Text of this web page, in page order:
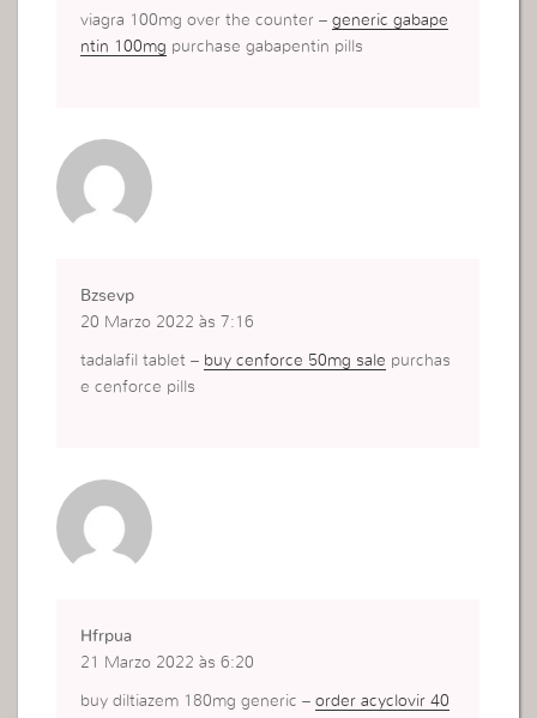
viagra 100mg over the counter –generic gabape
ntin 100mg purchase gabapentin pills
Bzsevp
20 Marzo 2022 às 7:16
tadalafil tablet – buy cenforce 50mg sale purchas
e cenforce pills
Hfrpua
21 Marzo 2022 às 6:20
buy diltiazem 180mg generic –order acyclovir 40